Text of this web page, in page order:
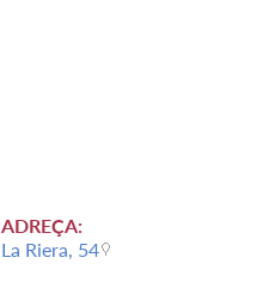
ADREÇA:
La Riera, 54